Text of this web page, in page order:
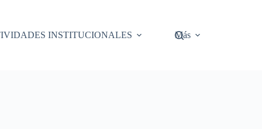
INSTITUCIONALES Más